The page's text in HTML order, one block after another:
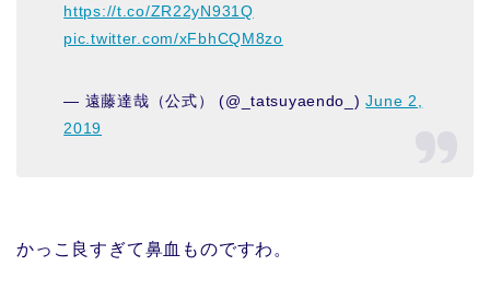
https://t.co/ZR22yN931Q
pic.twitter.com/xFbhCQM8zo
— 遠藤達哉（公式） (@_tatsuyaendo_)June 2,
2019
かっこ良すぎて鼻血ものですわ。